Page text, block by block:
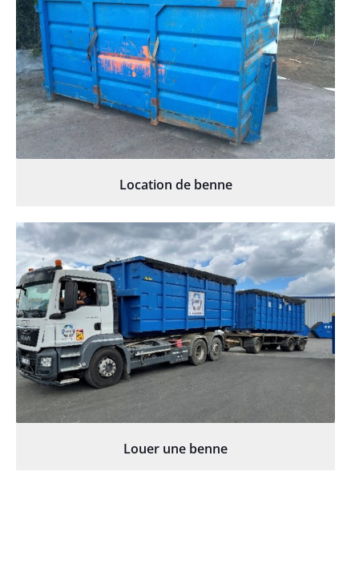
Location de benne
Louer une benne